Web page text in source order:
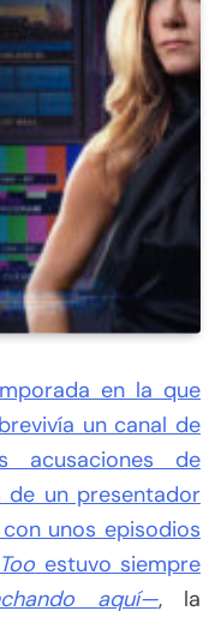
en la que
un canal de
acusaciones de
de un presentador
unos episodios
estuvo siempre
aquí—, la